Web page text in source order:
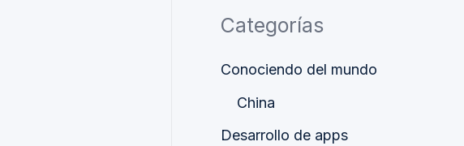
Categorías
Conociendo del mundo
China
Desarrollo de apps